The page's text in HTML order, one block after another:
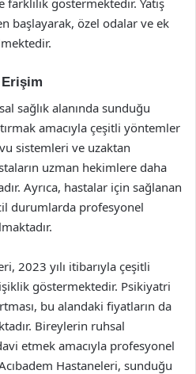
göstermektedir. Yatış
başlayarak, özel odalar ve ek
sağlık alanında sunduğu
amacıyla çeşitli yöntemler
sistemleri ve uzaktan
uzman hekimlere daha
Ayrıca, hastalar için sağlanan
durumlarda profesyonel
2023 yılı itibarıyla çeşitli
göstermektedir. Psikiyatri
bu alandaki fiyatların da
Bireylerin ruhsal
etmek amacıyla profesyonel
Hastaneleri, sunduğu